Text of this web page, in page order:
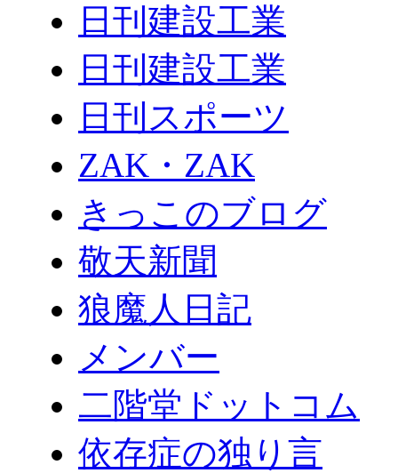
日刊建設工業
日刊建設工業
日刊スポーツ
ZAK・ZAK
きっこのブログ
敬天新聞
狼魔人日記
メンバー
二階堂ドットコム
依存症の独り言